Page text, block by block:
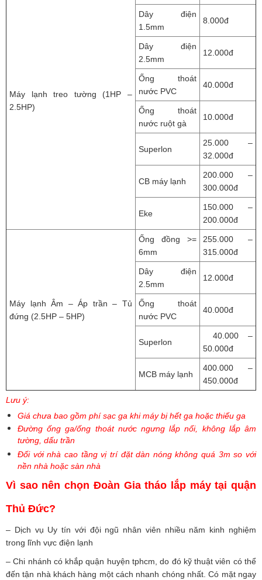
Máy lạnh treo tường (1HP –
2.5HP)
Dây điện
1.5mm
8.000đ
Dây điện
2.5mm
12.000đ
Ống thoát
nước PVC
40.000đ
Ống thoát
nước ruột gà
10.000đ
Superlon
25.000 –
32.000đ
CB máy lạnh
200.000 –
300.000đ
Eke
150.000 –
200.000đ
Máy lạnh Âm – Áp trần – Tủ
đứng (2.5HP – 5HP)
Ống đồng >=
6mm
255.000 –
315.000đ
Dây điện
2.5mm
12.000đ
Ống thoát
nước PVC
40.000đ
Superlon
40.000 –
50.000đ
MCB máy lạnh
400.000 –
450.000đ
Lưu ý:
Giá chưa bao gồm phí sạc ga khi máy bị hết ga hoặc thiếu ga
Đường ống ga/ống thoát nước ngưng lắp nổi, không lắp âm
tường, dấu trần
Đối với nhà cao tầng vị trí đặt dàn nóng không quá 3m so với
nền nhà hoặc sàn nhà
Vì sao nên chọn Đoàn Gia tháo lắp máy tại quận
Thủ Đức?
– Dịch vụ Uy tín với đội ngũ nhân viên nhiều năm kinh nghiệm
trong lĩnh vực điện lạnh
– Chi nhánh có khắp quận huyện tphcm, do đó kỹ thuật viên có thể
đến tận nhà khách hàng một cách nhanh chóng nhất. Có mặt ngay